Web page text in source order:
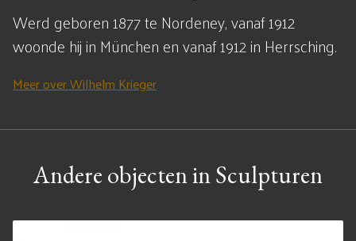
Werd geboren 1877 te Nordeney, vanaf 1912
woonde hij in München en vanaf 1912 in Herrsching.
Meer over Wilhelm Krieger
Andere objecten in Sculpturen